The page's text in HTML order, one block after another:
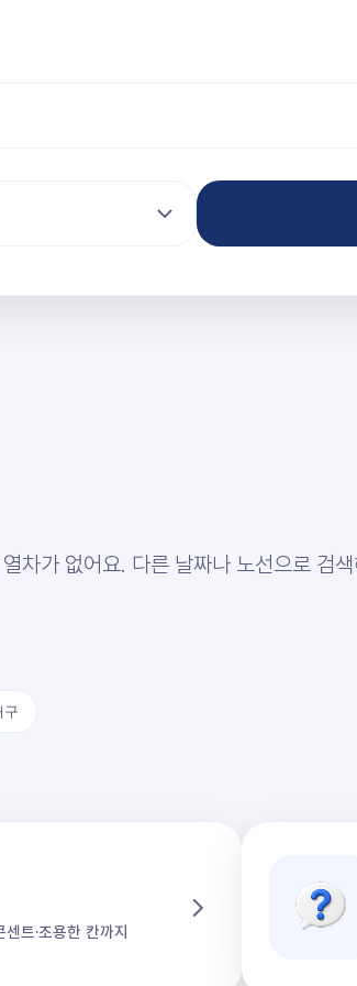
차가 없어요. 다른 날짜나 노선으로 검
구
트·조용한 칸까지